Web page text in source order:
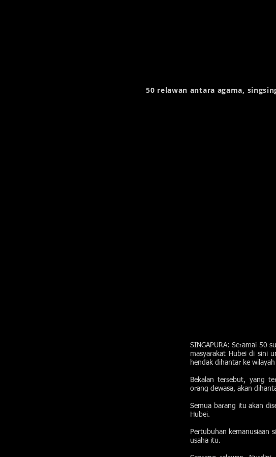
50 relawan antara agama,
SINGAPURA: Seramai 50
masyarakat Hubei di sini
hendak dihantar ke
Bekalan tersebut, yang
orang dewasa, akan
Semua barang itu akan
Hubei.
Pertubuhan kemanusiaan
usaha itu.